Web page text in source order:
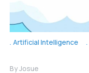
Artificial Intelligence
ByJosue